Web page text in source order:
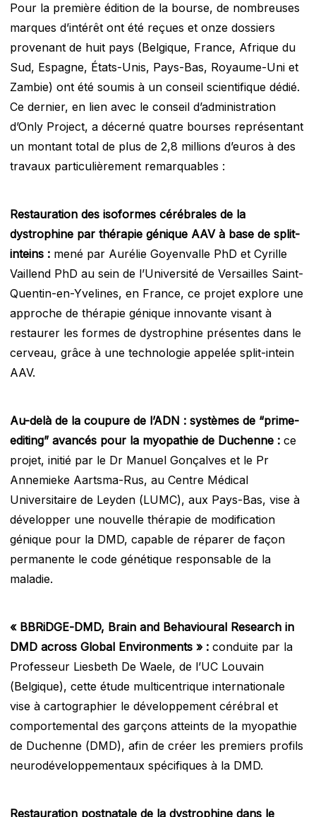
Pour la première édition de la bourse, de nombreuses
marques d’intérêt ont été reçues et onze dossiers
provenant de huit pays (Belgique, France, Afrique du
Sud, Espagne, États-Unis, Pays-Bas, Royaume-Uni et
Zambie) ont été soumis à un conseil scientifique dédié.
Ce dernier, en lien avec le conseil d’administration
d’Only Project, a décerné quatre bourses représentant
un montant total de plus de 2,8 millions d’euros à des
travaux particulièrement remarquables :
Restauration des isoformes cérébrales de la
dystrophine par thérapie génique AAV à base de split-
inteins : mené par Aurélie Goyenvalle PhD et Cyrille
Vaillend PhD au sein de l’Université de Versailles Saint-
Quentin-en-Yvelines, en France, ce projet explore une
approche de thérapie génique innovante visant à
restaurer les formes de dystrophine présentes dans le
cerveau, grâce à une technologie appelée split-intein
AAV.
Au-delà de la coupure de l’ADN : systèmes de “prime-
editing” avancés pour la myopathie de Duchenne : ce
projet, initié par le Dr Manuel Gonçalves et le Pr
Annemieke Aartsma-Rus, au Centre Médical
Universitaire de Leyden (LUMC), aux Pays-Bas, vise à
développer une nouvelle thérapie de modification
génique pour la DMD, capable de réparer de façon
permanente le code génétique responsable de la
maladie.
« BBRiDGE-DMD, Brain and Behavioural Research in
DMD across Global Environments » : conduite par la
Professeur Liesbeth De Waele, de l’UC Louvain
(Belgique), cette étude multicentrique internationale
vise à cartographier le développement cérébral et
comportemental des garçons atteints de la myopathie
de Duchenne (DMD), afin de créer les premiers profils
neurodéveloppementaux spécifiques à la DMD.
Restauration postnatale de la dystrophine dans le